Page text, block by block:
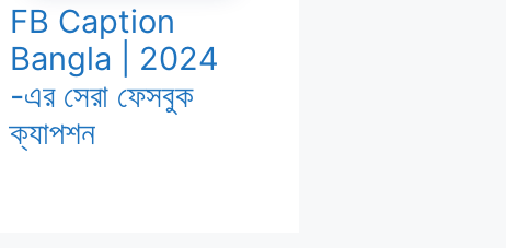
FB Caption
Bangla | 2024
-এর সেরা ফেসবুক
ক্যাপশন